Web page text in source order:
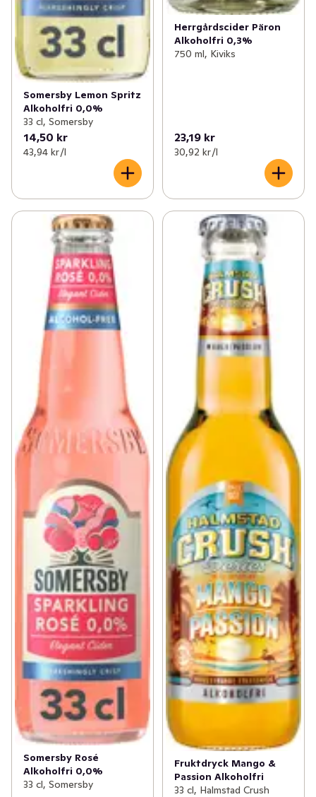
Somersby Lemon Spritz
Alkoholfri 0,0%
33 cl, Somersby
14,50 kr
43,94 kr /l
Herrgårdscider Päron
Alkoholfri 0,3%
750 ml, Kiviks
23,19 kr
30,92 kr /l
Somersby Rosé
Alkoholfri 0,0%
33 cl, Somersby
Fruktdryck Mango &
Passion Alkoholfri
33 cl, Halmstad Crush